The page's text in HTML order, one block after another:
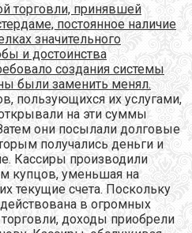
торговли, принявшей
постоянное наличие
значительного
и достоинства
создания системы
были заменить менял.
пользующихся их услугами,
на эти суммы
они посылали долговые
получались деньги и
Кассиры производили
купцов, уменьшая на
текущие счета. Поскольку
в огромных
доходы приобрели